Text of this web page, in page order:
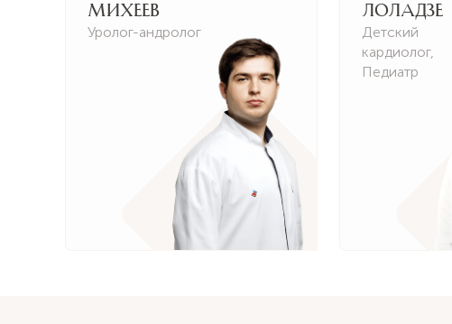
Михеев
Уролог-андролог
Лоладзе
Детский
кардиолог,
Педиатр